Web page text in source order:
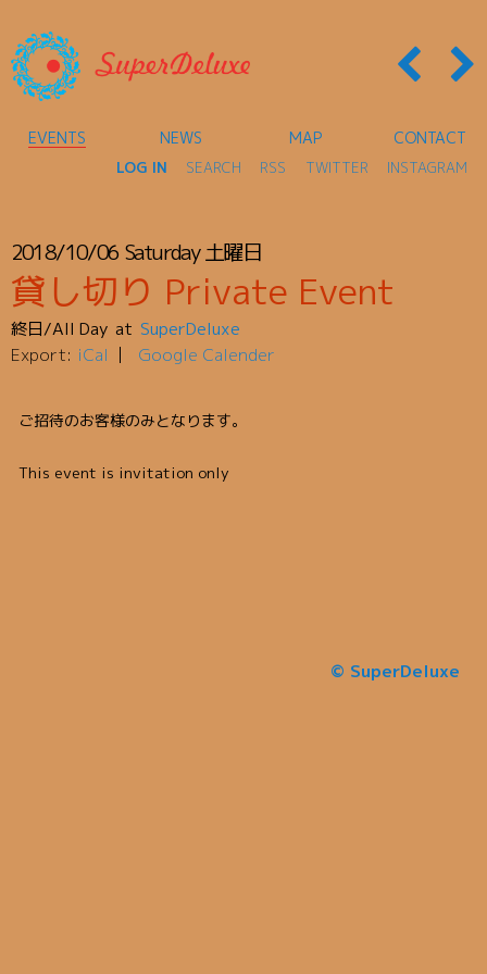
EVENTS NEWS MAP CONTACT
LOG IN SEARCH RSS TWITTER INSTAGRAM
2018/10/06 Saturday土曜日
貸し切り Private Event
終日/All Day
SuperDeluxe
Export: iCal Google Calender
ご招待のお客様のみとなります。
This event is invitation only
© SuperDeluxe